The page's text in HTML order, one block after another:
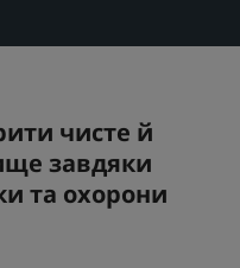
Inn & Suites
чисте й
завдяки
та охорони